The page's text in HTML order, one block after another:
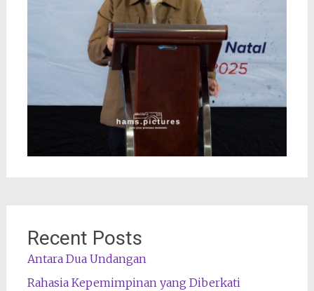
Recent Posts
Antara Dua Undangan
Rahasia Kepemimpinan yang Diberkati